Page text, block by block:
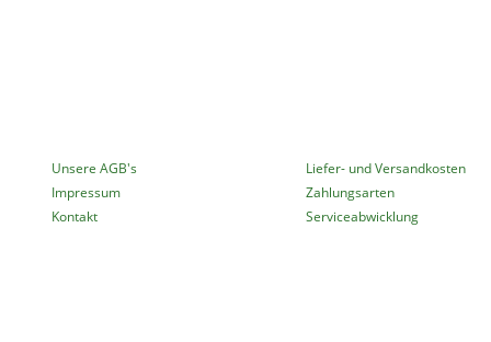
Unsere AGB's
Impressum
Kontakt
Liefer- und Versandkosten
Zahlungsarten
Serviceabwicklung